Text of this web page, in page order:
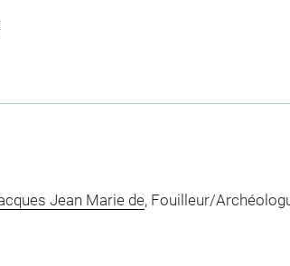
Jean Marie de, Fouilleur/